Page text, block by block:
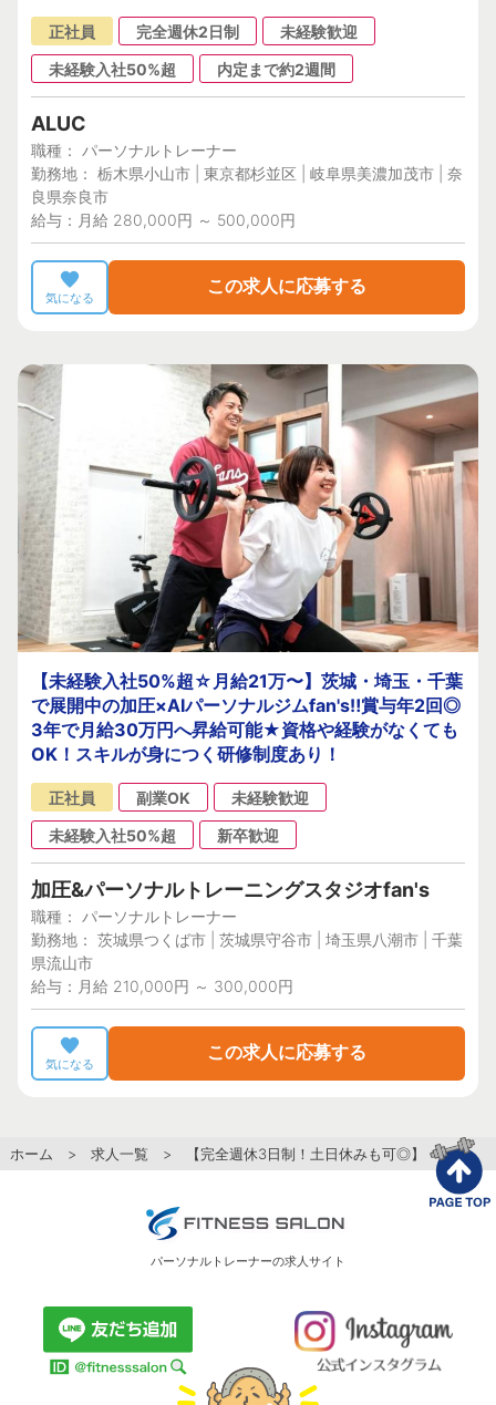
正社員 完全週休2日制
未経験歓迎
未経験入社50%超
内定まで約2週間
ALUC
職種： パーソナルトレーナー
勤務地： 栃木県小山市 | 東京都杉並区 | 岐阜県美濃加茂市 | 奈
良県奈良市
給与：月給 280,000円 ～ 500,000円
気になる
この求人に応募する
【未経験入社50%超☆月給21万〜】茨城・埼玉・千葉
で展開中の加圧×AIパーソナルジムfan's‼賞与年2回◎
3年で月給30万円へ昇給可能★資格や経験がなくても
OK！スキルが身につく研修制度あり！
正社員 副業OK
未経験歓迎
未経験入社50%超
新卒歓迎
加圧&パーソナルトレーニングスタジオfan's
職種： パーソナルトレーナー
勤務地： 茨城県つくば市 | 茨城県守谷市 | 埼玉県八潮市 | 千葉
県流山市
給与：月給 210,000円 ～ 300,000円
気になる
この求人に応募する
ホーム > 求人一覧 > 【完全週休3日制！土日休みも可◎】仕事もプラ
パーソナルトレーナーの求人サイト